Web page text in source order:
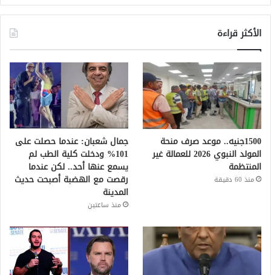
الأكثر قراءة
1500جنيه.. موعد صرف منحة
المولد النبوي 2026 للعمالة غير
المنتظمة
منذ 60 دقيقة
جمال شعبان: عندما حصلت على
101% ودخلت كلية الطب لم
يسمع عنها أحد.. لكن عندما
رقصت مع الهضبة أصبحت حديث
المدينة
منذ ساعتين